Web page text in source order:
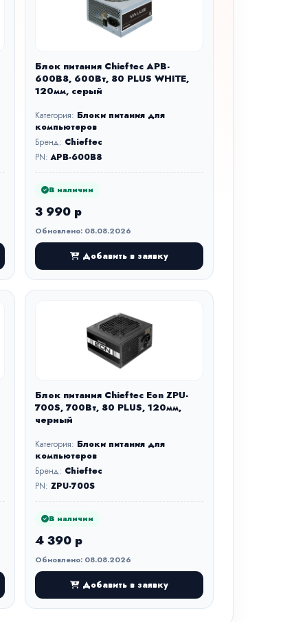
Блок питания Chieftec APB-
600B8, 600Вт, 80 PLUS WHITE,
120мм, серый
Категория: Блоки питания для
компьютеров
Бренд: Chieftec
PN:APB-600B8
В наличии
3 990 р
Обновлено: 08.08.2026
Добавить в заявку
Блок питания Chieftec Eon ZPU-
700S, 700Вт, 80 PLUS, 120мм,
черный
Категория: Блоки питания для
компьютеров
Бренд: Chieftec
PN: ZPU-700S
В наличии
4 390 р
Обновлено: 08.08.2026
Добавить в заявку